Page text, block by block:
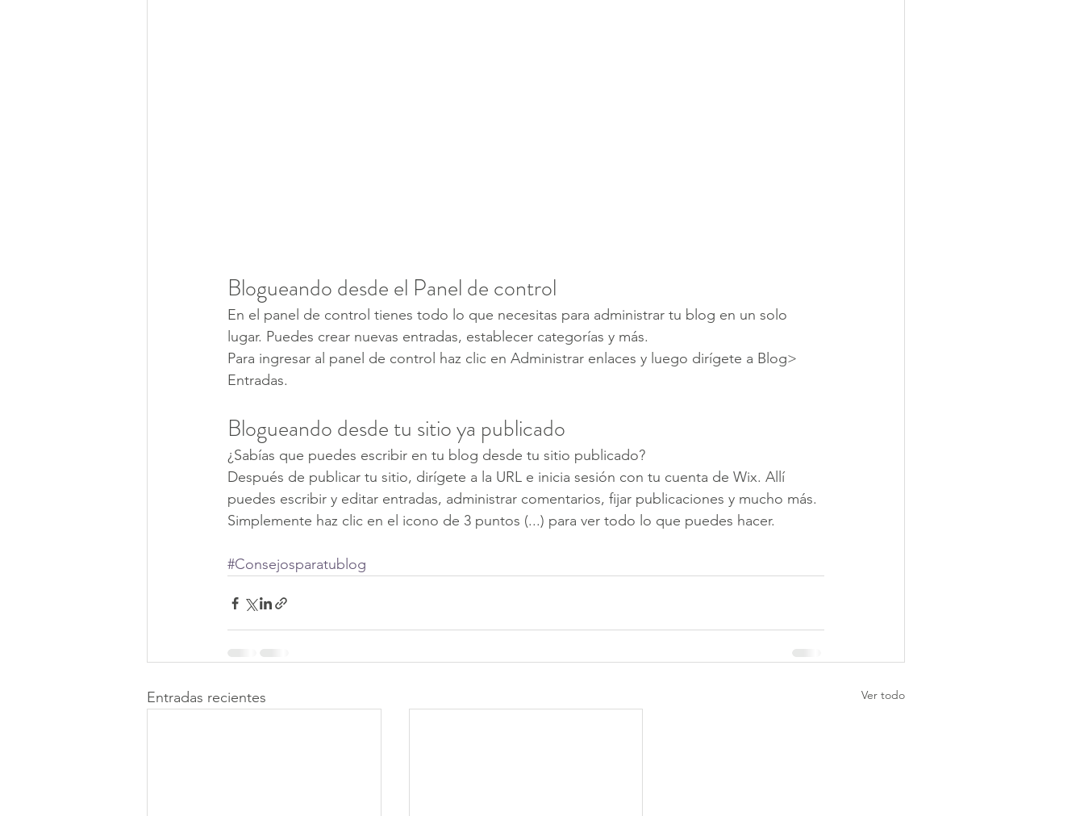
Blogueando desde el Panel de control
En el panel de control tienes todo lo que necesitas para administrar tu blog en un solo
lugar. Puedes crear nuevas entradas, establecer categorías y más.
Para ingresar al panel de control haz clic en Administrar enlaces y luego dirígete a Blog>
Entradas.
Blogueando desde tu sitio ya publicado
¿Sabías que puedes escribir en tu blog desde tu sitio publicado?
Después de publicar tu sitio, dirígete a la URL e inicia sesión con tu cuenta de Wix. Allí
puedes escribir y editar entradas, administrar comentarios, fijar publicaciones y mucho más.
Simplemente haz clic en el icono de 3 puntos (...) para ver todo lo que puedes hacer.
#Consejosparatublog
Entradas recientes Ver todo